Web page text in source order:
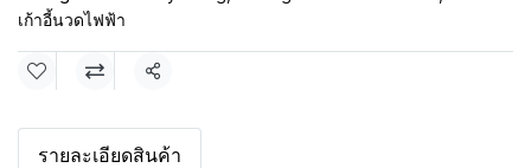
เก้าอี้นวดไฟฟ้า
Share
รายละเอียดสินค้า